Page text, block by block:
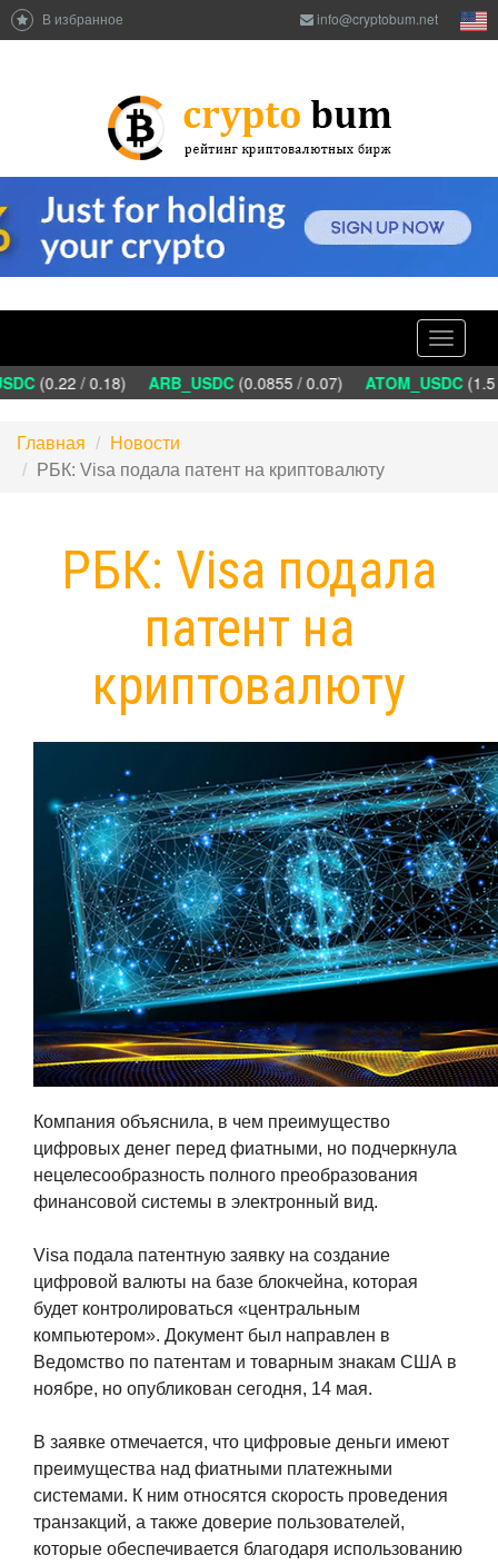
В избранное info@cryptobum.net
Toggle
(0.22 / 0.18) ARB_USDC(0.0855 / 0.07) ATOM_USDC(1.5
Главная
Новости
РБК: Visa подала патент на криптовалюту
РБК: Visa подала
патент на
криптовалюту
Компания объяснила, в чем преимущество
цифровых денег перед фиатными, но подчеркнула
нецелесообразность полного преобразования
финансовой системы в электронный вид.
Visa подала патентную заявку на создание
цифровой валюты на базе блокчейна, которая
будет контролироваться «центральным
компьютером». Документ был направлен в
Ведомство по патентам и товарным знакам США в
ноябре, но опубликован сегодня, 14 мая.
В заявке отмечается, что цифровые деньги имеют
преимущества над фиатными платежными
системами. К ним относятся скорость проведения
транзакций, а также доверие пользователей,
которые обеспечивается благодаря использованию